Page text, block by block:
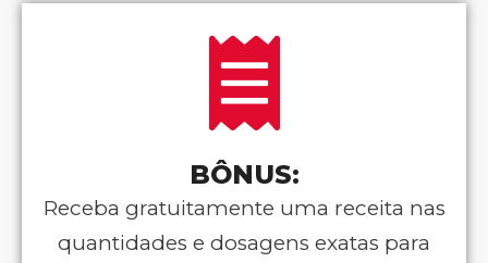
BÔNUS:
Receba gratuitamente uma receita nas
quantidades e dosagens exatas para